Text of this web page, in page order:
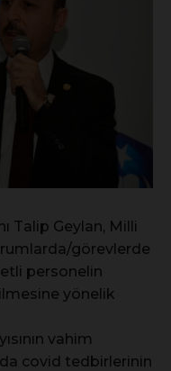
Talip Geylan, Milli
görevlerde
personelin
yönelik
vahim
covid tedbirlerinin